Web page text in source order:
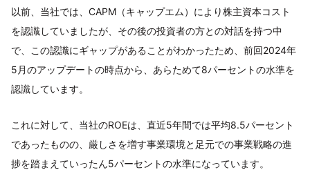
以前、当社では、CAPM（キャップエム）により株主資本コスト
を認識していましたが、その後の投資者の方との対話を持つ中
で、この認識にギャップがあることがわかったため、前回2024年
5月のアップデートの時点から、あらためて8パーセントの水準を
認識しています。
これに対して、当社のROEは、直近5年間では平均8.5パーセント
であったものの、厳しさを増す事業環境と足元での事業戦略の進
捗を踏まえていったん5パーセントの水準になっています。